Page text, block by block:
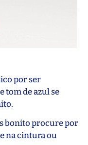
por ser
tom de azul se
bonito procure por
na cintura ou